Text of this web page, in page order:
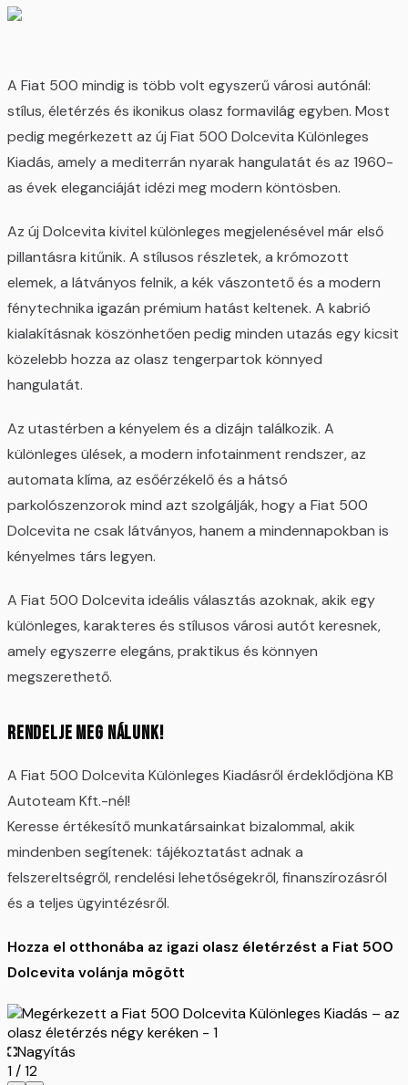
A Fiat 500 mindig is több volt egyszerű városi autónál:
stílus, életérzés és ikonikus olasz formavilág egyben. Most
pedig megérkezett az új Fiat 500 Dolcevita Különleges
Kiadás, amely a mediterrán nyarak hangulatát és az 1960-
as évek eleganciáját idézi meg modern köntösben.
Az új Dolcevita kivitel különleges megjelenésével már első
pillantásra kitűnik. A stílusos részletek, a krómozott
elemek, a látványos felnik, a kék vászontető és a modern
fénytechnika igazán prémium hatást keltenek. A kabrió
kialakításnak köszönhetően pedig minden utazás egy kicsit
közelebb hozza az olasz tengerpartok könnyed
hangulatát.
Az utastérben a kényelem és a dizájn találkozik. A
különleges ülések, a modern infotainment rendszer, az
automata klíma, az esőérzékelő és a hátsó
parkolószenzorok mind azt szolgálják, hogy a Fiat 500
Dolcevita ne csak látványos, hanem a mindennapokban is
kényelmes társ legyen.
A Fiat 500 Dolcevita ideális választás azoknak, akik egy
különleges, karakteres és stílusos városi autót keresnek,
amely egyszerre elegáns, praktikus és könnyen
megszerethető.
Rendelje meg nálunk!
A Fiat 500 Dolcevita Különleges Kiadásről érdeklődjöna KB
Autoteam Kft.-nél!
Keresse értékesítő munkatársainkat bizalommal, akik
mindenben segítenek: tájékoztatást adnak a
felszereltségről, rendelési lehetőségekről, finanszírozásról
és a teljes ügyintézésről.
Hozza el otthonába az igazi olasz életérzést a Fiat 500
Dolcevita volánja mögött
Nagyítás
1/12